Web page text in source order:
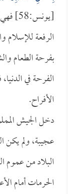
الرفعة للإسلام
بفرحة الطعام
الفرحة في
الأفراح.
دخل الجيش
عجيبة، ولم
البلاد من عموم
الحرمات أمام